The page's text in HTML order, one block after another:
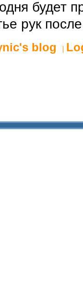
будет
рук
blog